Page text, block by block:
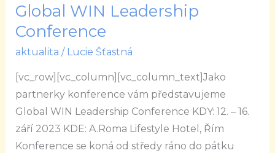
Global WIN Leadership
Conference
aktualita / Lucie Šťastná
[vc_row][vc_column][vc_column_text]Jako
partnerky konference vám představujeme
Global WIN Leadership Conference KDY: 12. – 16.
září 2023 KDE: A.Roma Lifestyle Hotel, Řím
Konference se koná od středy ráno do pátku
Global
WIN
Conference